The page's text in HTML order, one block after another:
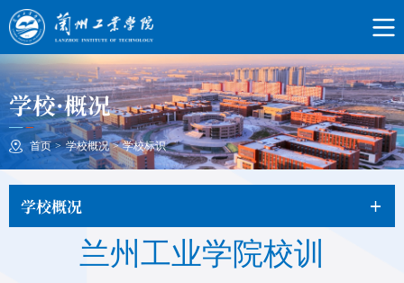
学校·概况
首页 > 学校概况 > 学校标识
学校概况
兰州工业学院校训